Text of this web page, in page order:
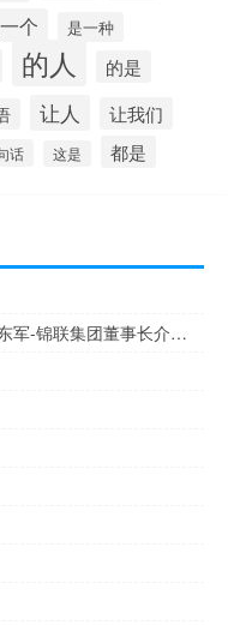
个 是一种
的人 的是
让人 让我们
话 这是 都是
锦州小东农工商有限公司董事长（李东军-锦联集团董事长介绍）